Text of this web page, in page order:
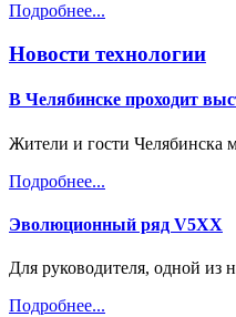
Подробнее...
Новости технологии
В Челябинске проходит
Жители и гости Челябинска
Подробнее...
Эволюционный ряд V5XX
Для руководителя, одной из
Подробнее...